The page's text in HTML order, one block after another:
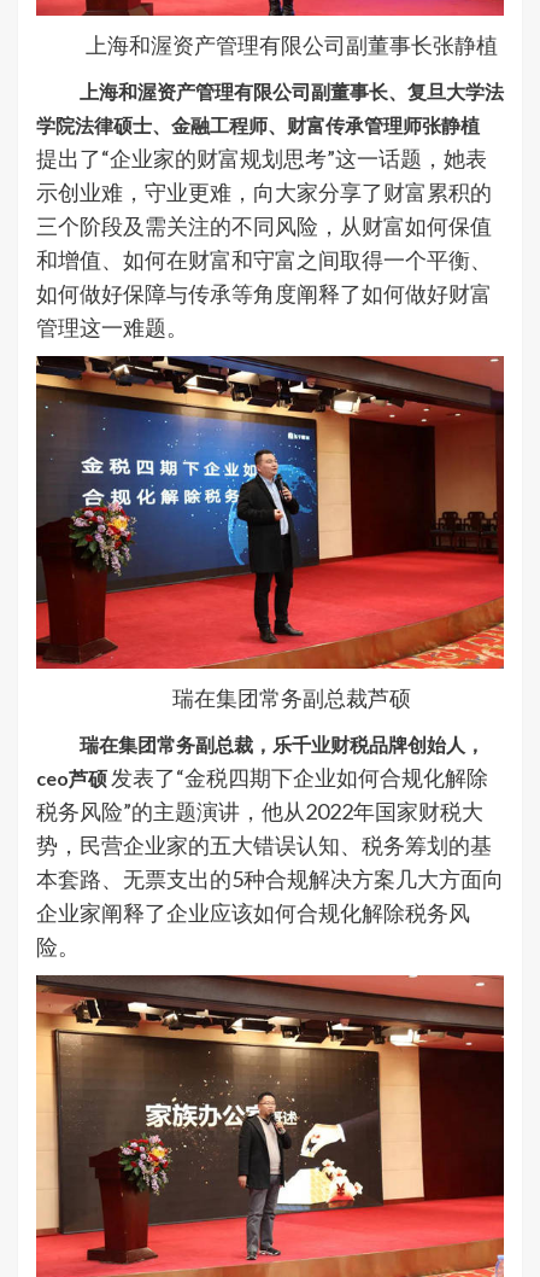
上海和渥资产管理有限公司副董事长张静植
上海和渥资产管理有限公司副董事长、复旦大学法
学院法律硕士、金融工程师、财富传承管理师张静植
提出了“企业家的财富规划思考”这一话题，她表
示创业难，守业更难，向大家分享了财富累积的
三个阶段及需关注的不同风险，从财富如何保值
和增值、如何在财富和守富之间取得一个平衡、
如何做好保障与传承等角度阐释了如何做好财富
管理这一难题。
瑞在集团常务副总裁芦硕
瑞在集团常务副总裁，乐千业财税品牌创始人，
ceo芦硕发表了“金税四期下企业如何合规化解除
税务风险”的主题演讲，他从2022年国家财税大
势，民营企业家的五大错误认知、税务筹划的基
本套路、无票支出的5种合规解决方案几大方面向
企业家阐释了企业应该如何合规化解除税务风
险。